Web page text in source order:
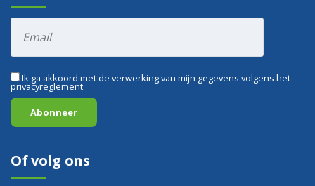
Ik ga akkoord met de verwerking van mijn gegevens volgens het
privacyreglement
Of volg ons